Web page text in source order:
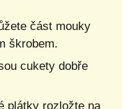
část mouky
škrobem.
cukety dobře
plátky rozložte na